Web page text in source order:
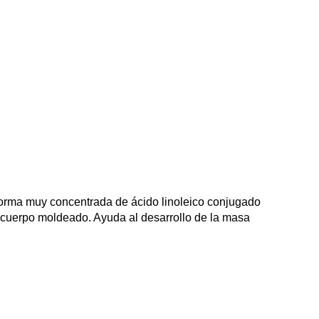
como combustible para producir energia;
como el guggul y las isoflavonas además de
tus objetivos.
preferiblemente con el estómago vacío.
prevenir la descomposición muscular
muy concentrada de ácido linoleico conjugado
moldeado. Ayuda al desarrollo de la masa